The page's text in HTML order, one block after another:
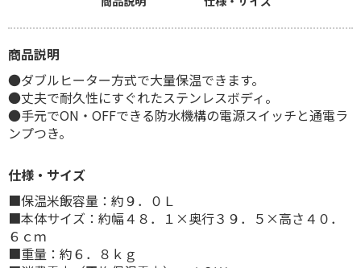
商品説明
●ダブルヒーター方式で大量保温できます。
●丈夫で耐久性にすぐれたステンレスボディ。
●手元でON・OFFできる防水機構の電源スイッチと通電ラ
ンプつき。
仕様・サイズ
■保温米飯容量：約９．０Ｌ
■本体サイズ：約幅４８．１×奥行３９．５×高さ４０．
６ｃｍ
■重量：約６．８ｋｇ